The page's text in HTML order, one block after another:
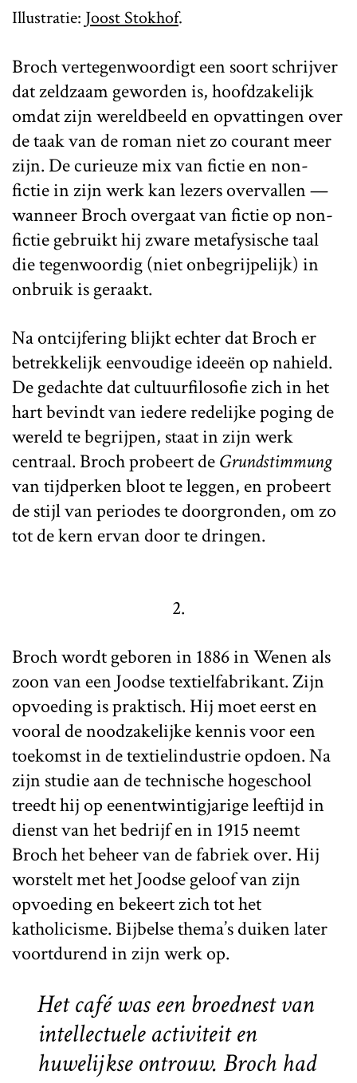
Illustratie: Joost Stokhof.
Broch vertegenwoordigt een soort schrijver
dat zeldzaam geworden is, hoofdzakelijk
omdat zijn wereldbeeld en opvattingen over
de taak van de roman niet zo courant meer
zijn. De curieuze mix van fictie en non-
fictie in zijn werk kan lezers overvallen —
wanneer Broch overgaat van fictie op non-
fictie gebruikt hij zware metafysische taal
die tegenwoordig (niet onbegrijpelijk) in
onbruik is geraakt.
Na ontcijfering blijkt echter dat Broch er
betrekkelijk eenvoudige ideeën op nahield.
De gedachte dat cultuurfilosofie zich in het
hart bevindt van iedere redelijke poging de
wereld te begrijpen, staat in zijn werk
centraal. Broch probeert deGrundstimmung
van tijdperken bloot te leggen, en probeert
de stijl van periodes te doorgronden, om zo
tot de kern ervan door te dringen.
2.
Broch wordt geboren in 1886 in Wenen als
zoon van een Joodse textielfabrikant. Zijn
opvoeding is praktisch. Hij moet eerst en
vooral de noodzakelijke kennis voor een
toekomst in de textielindustrie opdoen. Na
zijn studie aan de technische hogeschool
treedt hij op eenentwintigjarige leeftijd in
dienst van het bedrijf en in 1915 neemt
Broch het beheer van de fabriek over. Hij
worstelt met het Joodse geloof van zijn
opvoeding en bekeert zich tot het
katholicisme. Bijbelse thema’s duiken later
voortdurend in zijn werk op.
Het café was een broednest van
intellectuele activiteit en
huwelijkse ontrouw. Broch had